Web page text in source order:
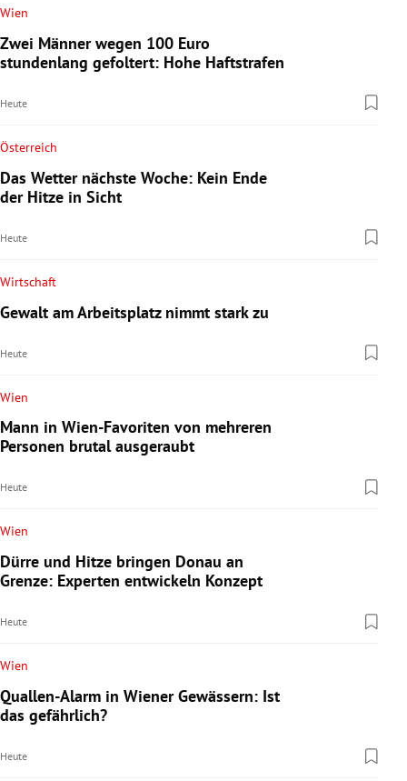
Wien
Zwei Männer wegen 100 Euro
stundenlang gefoltert: Hohe Haftstrafen
Heute
Österreich
Das Wetter nächste Woche: Kein Ende
der Hitze in Sicht
Heute
Wirtschaft
Gewalt am Arbeitsplatz nimmt stark zu
Heute
Wien
Mann in Wien-Favoriten von mehreren
Personen brutal ausgeraubt
Heute
Wien
Dürre und Hitze bringen Donau an
Grenze: Experten entwickeln Konzept
Heute
Wien
Quallen-Alarm in Wiener Gewässern: Ist
das gefährlich?
Heute